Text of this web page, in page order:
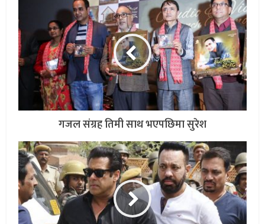
गजल संग्रह तिमी साथ भएपछिमा सुरेश